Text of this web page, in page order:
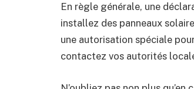
En règle générale, une
installez des panneaux
une autorisation spéciale
contactez vos autorités